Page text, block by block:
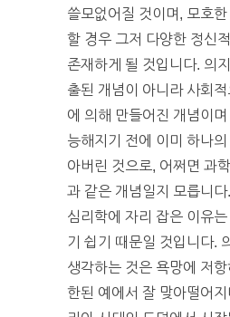
쓸모없어질 것이며, 모호
할 경우 그저 다양한 정신
존재하게 될 것입니다. 의
출된 개념이 아니라 사회
에 의해 만들어진 개념이
능해지기 전에 이미 하나
아버린 것으로, 어쩌면 과
과 같은 개념일지 모릅니
심리학에 자리 잡은 이유
기 쉽기 때문일 것입니다.
생각하는 것은 욕망에 저항
한된 예에서 잘 맞아떨어